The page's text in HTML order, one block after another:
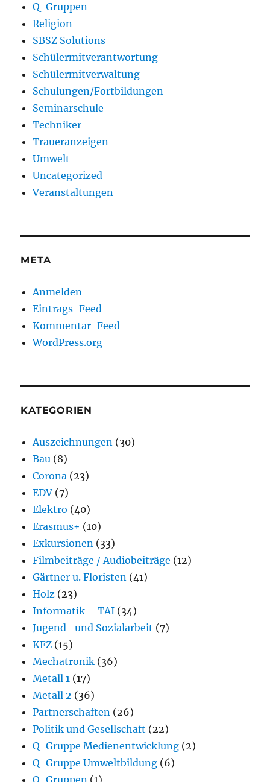
Q-Gruppen
Religion
SBSZ Solutions
Schülermitverantwortung
Schülermitverwaltung
Schulungen/Fortbildungen
Seminarschule
Techniker
Traueranzeigen
Umwelt
Uncategorized
Veranstaltungen
META
Anmelden
Eintrags-Feed
Kommentar-Feed
WordPress.org
KATEGORIEN
Auszeichnungen (30)
Bau (8)
Corona (23)
EDV (7)
Elektro (40)
Erasmus+ (10)
Exkursionen (33)
Filmbeiträge / Audiobeiträge (12)
Gärtner u. Floristen (41)
Holz (23)
Informatik – TAI (34)
Jugend- und Sozialarbeit (7)
KFZ (15)
Mechatronik (36)
Metall 1 (17)
Metall 2 (36)
Partnerschaften (26)
Politik und Gesellschaft (22)
Q-Gruppe Medienentwicklung (2)
Q-Gruppe Umweltbildung (6)